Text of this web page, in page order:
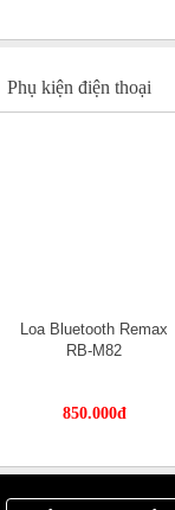
Phụ kiện điện thoại
Loa Bluetooth Remax
RB-M82
850.000đ